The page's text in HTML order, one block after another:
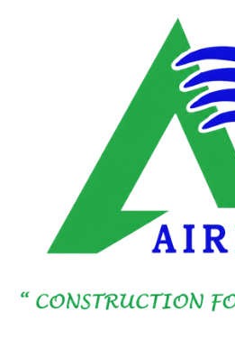
والمقاولين ومشغلي